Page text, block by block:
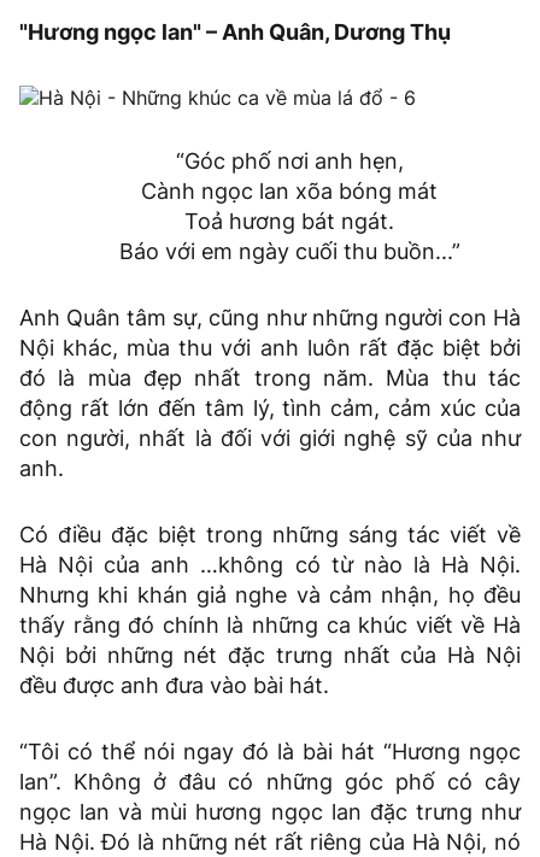
"Hương ngọc lan" – Anh Quân, Dương Thụ
“Góc phố nơi anh hẹn,
Cành ngọc lan xõa bóng mát
Toả hương bát ngát.
Báo với em ngày cuối thu buồn...”
Anh Quân tâm sự, cũng như những người con Hà
Nội khác, mùa thu với anh luôn rất đặc biệt bởi
đó là mùa đẹp nhất trong năm. Mùa thu tác
động rất lớn đến tâm lý, tình cảm, cảm xúc của
con người, nhất là đối với giới nghệ sỹ của như
anh.
Có điều đặc biệt trong những sáng tác viết về
Hà Nội của anh …không có từ nào là Hà Nội.
Nhưng khi khán giả nghe và cảm nhận, họ đều
thấy rằng đó chính là những ca khúc viết về Hà
Nội bởi những nét đặc trưng nhất của Hà Nội
đều được anh đưa vào bài hát.
“Tôi có thể nói ngay đó là bài hát “Hương ngọc
lan”. Không ở đâu có những góc phố có cây
ngọc lan và mùi hương ngọc lan đặc trưng như
Hà Nội. Đó là những nét rất riêng của Hà Nội, nó